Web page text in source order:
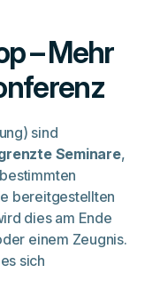
– Mehr
sind
Seminare,
bereitgestellten
dies am Ende
einem Zeugnis.
sich